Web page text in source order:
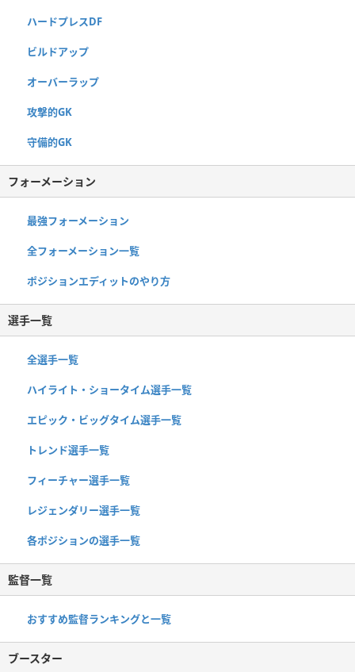
ハードプレスDF
ビルドアップ
オーバーラップ
攻撃的GK
守備的GK
フォーメーション
最強フォーメーション
全フォーメーション一覧
ポジションエディットのやり方
選手一覧
全選手一覧
ハイライト・ショータイム選手一覧
エピック・ビッグタイム選手一覧
トレンド選手一覧
フィーチャー選手一覧
レジェンダリー選手一覧
各ポジションの選手一覧
監督一覧
おすすめ監督ランキングと一覧
ブースター